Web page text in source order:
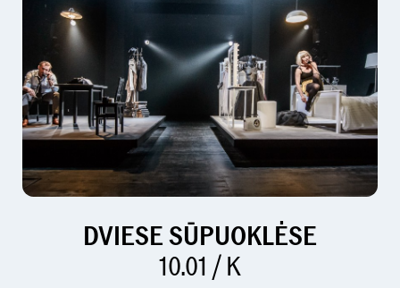
DVIESE SŪPUOKLĖSE
10.01 / K